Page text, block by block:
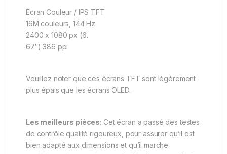
Écran Couleur / IPS TFT
16M couleurs, 144 Hz
2400 x 1080 px (6.
67″) 386 ppi
Veuillez noter que ces écrans TFT sont légèrement
plus épais que les écrans OLED.
Les meilleurs pièces: Cet écran a passé des testes
de contrôle qualité rigoureux, pour assurer qu’il est
bien adapté aux dimensions et qu’il marche